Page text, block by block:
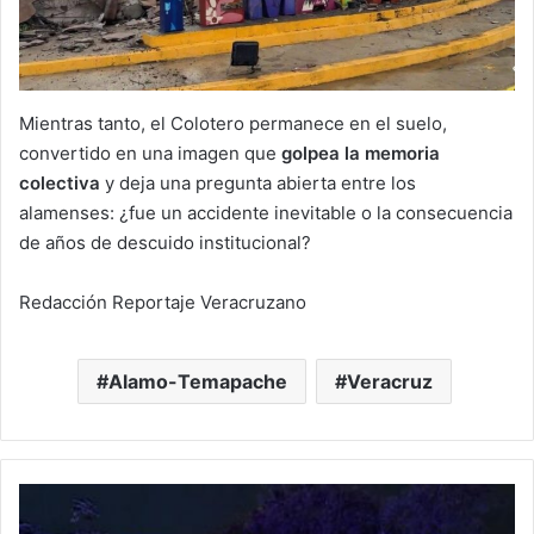
Mientras tanto, el Colotero permanece en el suelo,
convertido en una imagen que golpea la memoria
colectiva y deja una pregunta abierta entre los
alamenses: ¿fue un accidente inevitable o la consecuencia
de años de descuido institucional?
Redacción Reportaje Veracruzano
Alamo-Temapache Veracruz
de